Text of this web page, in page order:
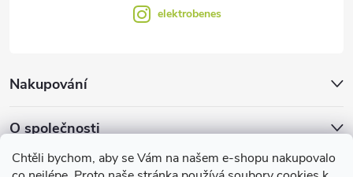
Chtěli bychom, aby se Vám na našem e-shopu nakupovalo
Nakupování
O společnosti
Facebook
elektrobenes